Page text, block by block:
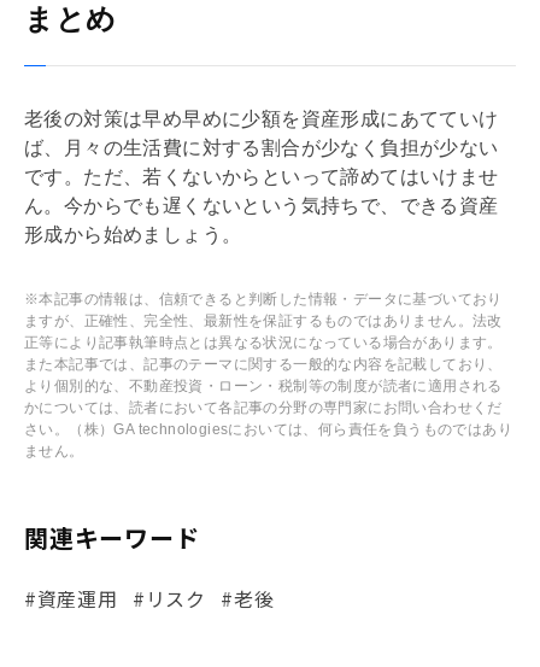
まとめ
老後の対策は早め早めに少額を資産形成にあてていけ
ば、月々の生活費に対する割合が少なく負担が少ない
です。ただ、若くないからといって諦めてはいけませ
ん。今からでも遅くないという気持ちで、できる資産
形成から始めましょう。
※本記事の情報は、信頼できると判断した情報・データに基づいており
ますが、正確性、完全性、最新性を保証するものではありません。法改
正等により記事執筆時点とは異なる状況になっている場合があります。
また本記事では、記事のテーマに関する一般的な内容を記載しており、
より個別的な、不動産投資・ローン・税制等の制度が読者に適用される
かについては、読者において各記事の分野の専門家にお問い合わせくだ
さい。（株）GA technologiesにおいては、何ら責任を負うものではあり
ません。
関連キーワード
#資産運用 #リスク #老後